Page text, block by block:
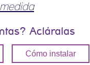
Acláralas
Cómo instalar